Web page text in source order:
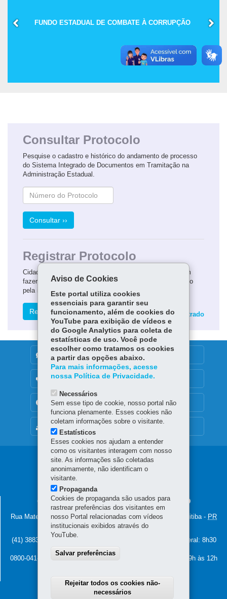
FUNDO ESTADUAL DE COMBATE À CORRUPÇÃO
Consultar Protocolo
Pesquise o cadastro e histórico do andamento de processo
do Sistema Integrado de Documentos em Tramitação na
Administração Estadual.
Consultar ››
Registrar Protocolo
Cidadãos, empresas, órgãos e entidades públicas podem
fazer solicitações a qualquer órgão do Governo do Estado
pela internet.
Registrar ›› Ainda não sou cadastrado
DENUNCIE CORRUPÇÃO
OUVIDORIA
TRANSPARÊNCIA INSTITUCIONAL
Navegação
Principal
CGE
CONTROLADORIA GERAL DO ESTADO
Rua Mateus Leme, nº 2018 - Centro Cívico- 80530-010 Curitiba- PR
MAPA
(41) 3883-4000 – Horário de atendimento da Controladoria Geral: 8h30
às 12h e 13h30 às 18h (dias úteis)
0800-041-1113 – Horário de atendimento da Ouvidoria Geral: 9h às 12h
Aviso de Cookies
Este portal utiliza cookies
essenciais para garantir seu
funcionamento, além de cookies do
YouTube para exibição de vídeos e
do Google Analytics para coleta de
estatísticas de uso. Você pode
escolher como tratamos os cookies
a partir das opções abaixo.
Para mais informações, acesse
nossa Política de Privacidade.
Necessários
Sem esse tipo de cookie, nosso portal não
funciona plenamente. Esses cookies não
coletam informações sobre o visitante.
Estatísticos
Esses cookies nos ajudam a entender
como os visitantes interagem com nosso
site. As informações são coletadas
anonimamente, não identificam o
visitante.
Propaganda
Cookies de propaganda são usados para
rastrear preferências dos visitantes em
nosso Portal relacionadas com vídeos
institucionais exibidos através do
YouTube.
Salvar preferências
Rejeitar todos os cookies não-
necessários